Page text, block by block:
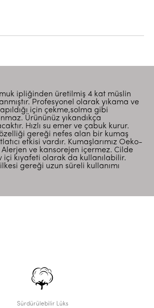
ipliğinden üretilmiş 4 kat müslin
Profesyonel olarak yıkama ve
için çekme,solma gibi
Ürününüz yıkandıkça
Hızlı su emer ve çabuk kurur.
gereği nefes alan bir kumaş
etkisi vardır. Kumaşlarımız Oeko-
Alerjen ve kansorejen içermez. Cilde
içi kıyafeti olarak da kullanılabilir.
gereği uzun süreli kullanımı
Sürdürülebilir Lüks